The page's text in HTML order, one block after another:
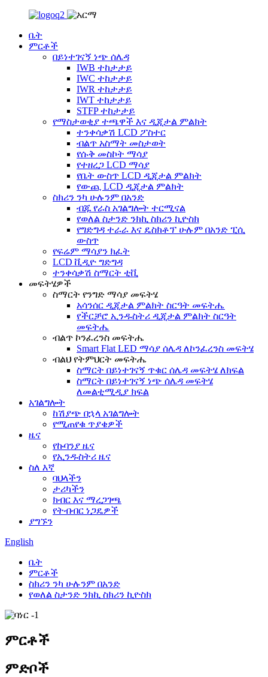
ቤት
ምርቶች
በይነተገናኝ ነጭ ሰሌዳ
IWB ተከታታይ
IWC ተከታታይ
IWR ተከታታይ
IWT ተከታታይ
STFP ተከታታይ
የማስታወቂያ ተጫዋች እና ዲጂታል ምልክት
ተንቀሳቃሽ LCD ፖስተር
ብልጥ አስማት መስታወት
የሱቅ መስኮት ማሳያ
የተዘረጋ LCD ማሳያ
የቤት ውስጥ LCD ዲጂታል ምልክት
የውጪ LCD ዲጂታል ምልክት
ስክሪን ንካ ሁሉንም በአንድ
ብጁ የራስ አገልግሎት ተርሚናል
የወለል ስታንድ ንክኪ ስክሪን ኪዮስክ
የግድግዳ ተራራ እና ዴስክቶፕ ሁሉም በአንድ ፒሲ
ውስጥ
የፍሬም ማሳያን ክፈት
LCD ቪዲዮ ግድግዳ
ተንቀሳቃሽ ስማርት ቲቪ
መፍትሄዎች
ስማርት የንግድ ማሳያ መፍትሄ
አሳንሰር ዲጂታል ምልክት ስርዓት መፍትሔ
የችርቻሮ ኢንዱስትሪ ዲጂታል ምልክት ስርዓት
መፍትሔ
ብልጥ ኮንፈረንስ መፍትሔ
Smart Flat LED ማሳያ ሰሌዳ ለኮንፈረንስ መፍትሄ
ብልህ የትምህርት መፍትሔ
ስማርት በይነተገናኝ ጥቁር ሰሌዳ መፍትሄ ለክፍል
ስማርት በይነተገናኝ ነጭ ሰሌዳ መፍትሄ
ለመልቲሚዲያ ክፍል
አገልግሎት
ከሽያጭ በኋላ አገልግሎት
የሚጠየቁ ጥያቄዎች
ዜና
የኩባንያ ዜና
የኢንዱስትሪ ዜና
ስለ እኛ
ባህላችን
ታሪካችን
ክብር እና ማረጋገጫ
የትብብር ነጋዴዎች
ያግኙን
English
ቤት
ምርቶች
ስክሪን ንካ ሁሉንም በአንድ
የወለል ስታንድ ንክኪ ስክሪን ኪዮስክ
ምርቶች
ምድቦች